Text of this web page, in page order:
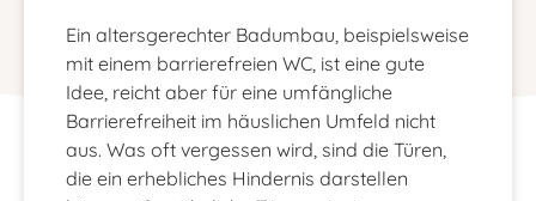
Ein altersgerechter Badumbau, beispielsweise
mit einem barrierefreien WC, ist eine gute
Idee, reicht aber für eine umfängliche
Barrierefreiheit im häuslichen Umfeld nicht
aus. Was oft vergessen wird, sind die Türen,
die ein erhebliches Hindernis darstellen